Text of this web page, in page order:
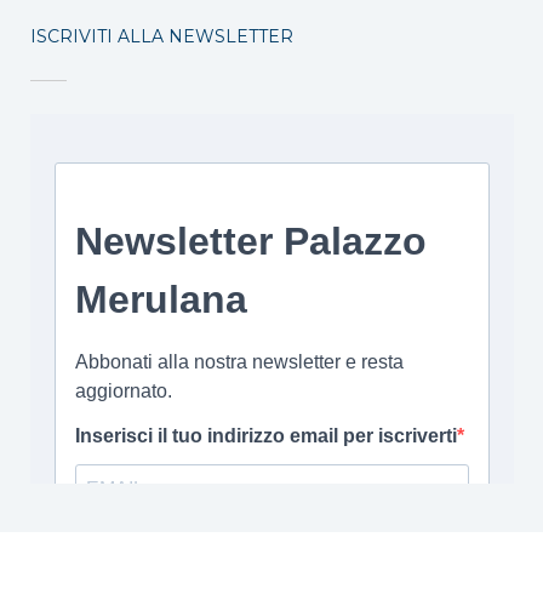
ISCRIVITI ALLA NEWSLETTER